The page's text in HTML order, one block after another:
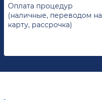
Оплата процедур
(наличные, переводом на
карту, рассрочка)